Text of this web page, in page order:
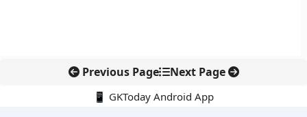
Previous Page Next Page
📱 GKToday Android App